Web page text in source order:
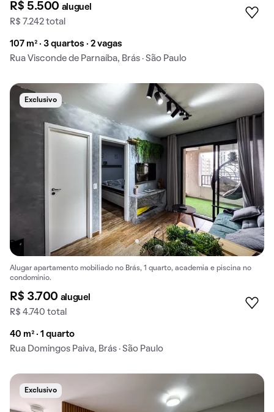
R$ 5.500 aluguel
R$ 7.242 total
107 m² · 3 quartos · 2 vagas
Rua Visconde de Parnaíba, Brás · São Paulo
Exclusivo
Alugar apartamento mobiliado no Brás, 1 quarto, academia e piscina no
condomínio.
R$ 3.700 aluguel
R$ 4.740 total
40 m² · 1 quarto
Rua Domingos Paiva, Brás · São Paulo
Exclusivo